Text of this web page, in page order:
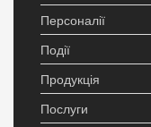
Персоналії
Події
Продукція
Послуги